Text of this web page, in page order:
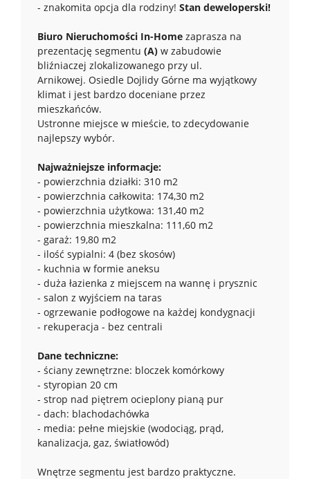
- znakomita opcja dla rodziny! Stan deweloperski!
Biuro Nieruchomości In-Home zaprasza na
prezentację segmentu (A) w zabudowie
bliźniaczej zlokalizowanego przy ul.
Arnikowej. Osiedle Dojlidy Górne ma wyjątkowy
klimat i jest bardzo doceniane przez
mieszkańców.
Ustronne miejsce w mieście, to zdecydowanie
najlepszy wybór.
Najważniejsze informacje:
- powierzchnia działki: 310 m2
- powierzchnia całkowita: 174,30 m2
- powierzchnia użytkowa: 131,40 m2
- powierzchnia mieszkalna: 111,60 m2
- garaż: 19,80 m2
- ilość sypialni: 4 (bez skosów)
- kuchnia w formie aneksu
- duża łazienka z miejscem na wannę i prysznic
- salon z wyjściem na taras
- ogrzewanie podłogowe na każdej kondygnacji
- rekuperacja - bez centrali
Dane techniczne:
- ściany zewnętrzne: bloczek komórkowy
- styropian 20 cm
- strop nad piętrem ocieplony pianą pur
- dach: blachodachówka
- media: pełne miejskie (wodociąg, prąd,
kanalizacja, gaz, światłowód)
Wnętrze segmentu jest bardzo praktyczne.